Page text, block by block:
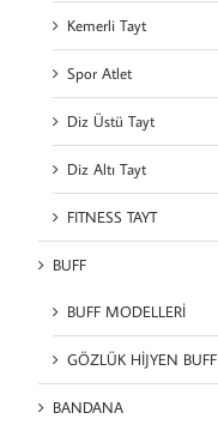
Kemerli Tayt
Spor Atlet
Diz Üstü Tayt
Diz Altı Tayt
FITNESS TAYT
BUFF
BUFF MODELLERİ
GÖZLÜK HİJYEN BUFF
BANDANA